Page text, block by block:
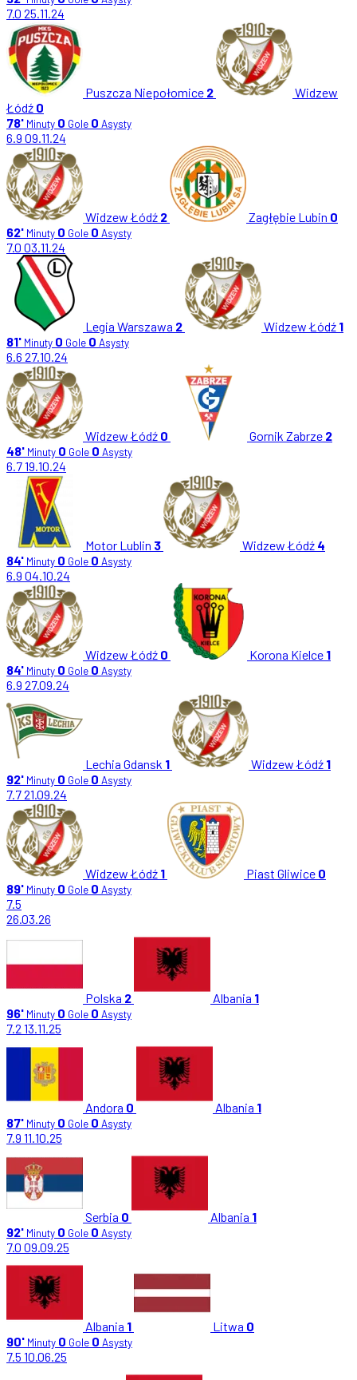
7.0 25.11.24
Puszcza Niepołomice 2
Widzew
Łódź 0
78' Minuty 0 Gole 0 Asysty
6.9 09.11.24
Widzew Łódź 2 Zagłębie Lubin 0
62' Minuty 0 Gole 0 Asysty
7.0 03.11.24
Legia Warszawa 2 Widzew Łódź 1
81' Minuty 0 Gole 0 Asysty
6.6 27.10.24
Widzew Łódź 0 Gornik Zabrze 2
48' Minuty 0 Gole 0 Asysty
6.719.10.24
Motor Lublin 3 Widzew Łódź 4
84' Minuty 0 Gole 0 Asysty
6.9 04.10.24
Widzew Łódź 0 Korona Kielce 1
84' Minuty 0 Gole 0 Asysty
6.9 27.09.24
Lechia Gdansk 1 Widzew Łódź 1
92' Minuty 0 Gole 0 Asysty
7.721.09.24
Widzew Łódź 1 Piast Gliwice 0
89' Minuty 0 Gole 0 Asysty
7.5
26.03.26
Polska 2 Albania 1
96' Minuty 0 Gole 0 Asysty
7.2 13.11.25
Andora 0 Albania 1
87' Minuty 0 Gole 0 Asysty
7.9 11.10.25
Serbia 0 Albania 1
92' Minuty 0 Gole 0 Asysty
7.0 09.09.25
Albania 1 Litwa 0
90' Minuty 0 Gole 0 Asysty
7.5 10.06.25